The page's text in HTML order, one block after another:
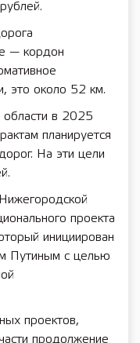
— кордон
это около 52 км.
в 2025
планируется
На эти цели
проекта
инициирован
Путиным с целью
проектов,
продолжение